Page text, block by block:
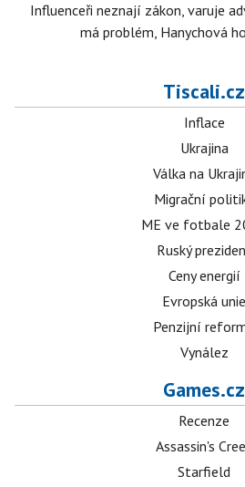
Influenceři neznají zákon, varuje
má problém, Hanychová
Tiscali.cz
Inflace
Ukrajina
Válka na
Migrační
ME ve fotbale
Ruský
Ceny energií
Evropská unie
Penzijní
Vynález
Games.cz
Recenze
Assassin's
Starfield